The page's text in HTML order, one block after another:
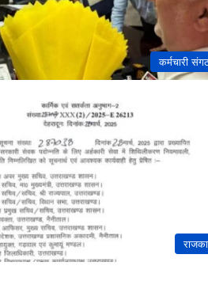
कर्मचारी